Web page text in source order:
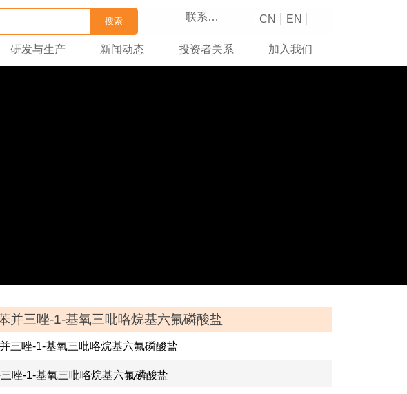
搜索 联系我们 CN EN
研发与生产 新闻动态 投资者关系 加入我们
并三唑-1-基氧三吡咯烷基六氟磷酸盐
唑-1-基氧三吡咯烷基六氟磷酸盐